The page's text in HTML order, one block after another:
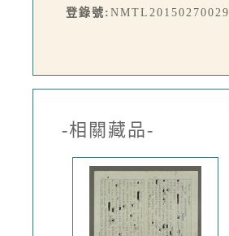
登錄號: NMTL20150270029
-相關藏品-